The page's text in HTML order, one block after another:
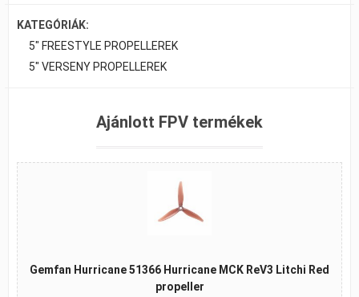
KATEGÓRIÁK:
5" FREESTYLE PROPELLEREK
5" VERSENY PROPELLEREK
Ajánlott FPV termékek
Gemfan Hurricane 51366 Hurricane MCK ReV3 Litchi Red
propeller